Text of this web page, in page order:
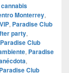
Monterrey,
, Paradise Club
party,
Paradise Club
, Paradise
,
Paradise Club